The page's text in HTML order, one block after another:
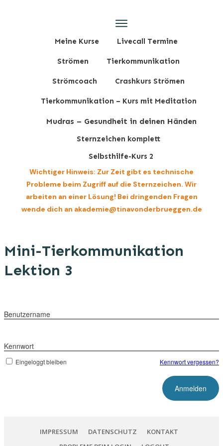
Meine Kurse Livecall Termine
Strömen Tierkommunikation
Strömcoach Crashkurs Strömen
Tierkommunikation – Kurs mit Meditation
Mudras – Gesundheit in deinen Händen
Sternzeichen komplett
Selbsthilfe-Kurs 2
Wichtiger Hinweis: Zur Zeit gibt es technische
Probleme beim Zugriff auf die Sternzeichen. Wir
arbeiten an einer Lösung! Bei dringenden Fragen
wende dich an akademie@tinavonderbrueggen.de
Mini-Tierkommunikation
Lektion 3
Benutzername
Kennwort
Eingeloggt bleiben Kennwort vergessen?
IMPRESSUM DATENSCHUTZ
KONTAKT